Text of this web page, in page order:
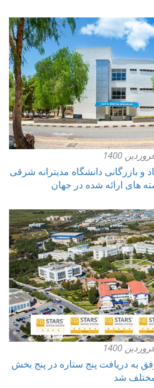
بازرگانی دانشگاه مدیترانه شرقی
های ارائه شده در جهان
به دریافت پنج ستاره در پنج بخش
شد